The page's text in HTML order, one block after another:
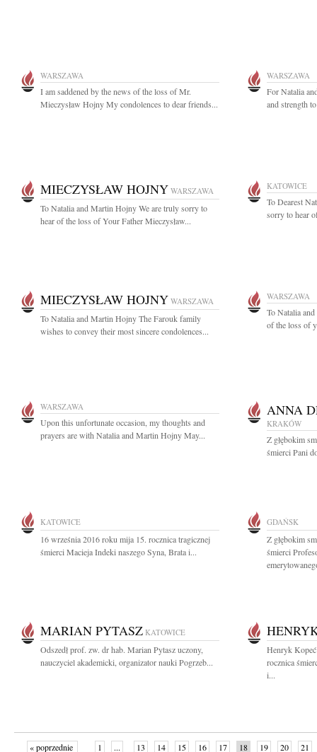
WARSZAWA
I am saddened by the news of the loss of Mr.
Mieczysław Hojny My condolences to dear friends...
WARSZAWA
For Natalia
and strength
MIECZYSŁAW HOJNY WARSZAWA
To Natalia and Martin Hojny We are truly sorry to
hear of the loss of Your Father Mieczysław...
KATOWICE
To Dearest
sorry to hear
MIECZYSŁAW HOJNY WARSZAWA
To Natalia and Martin Hojny The Farouk family
wishes to convey their most sincere condolences...
WARSZAWA
To Natalia
of the loss of
WARSZAWA
Upon this unfortunate occasion, my thoughts and
prayers are with Natalia and Martin Hojny May...
ANNA
KRAKÓW
Z głębokim
śmierci Pani
KATOWICE
16 września 2016 roku mija 15. rocznica tragicznej
śmierci Macieja Indeki naszego Syna, Brata i...
GDAŃSK
Z głębokim
śmierci
MARIAN PYTASZ KATOWICE
Odszedł prof. zw. dr hab. Marian Pytasz uczony,
nauczyciel akademicki, organizator nauki Pogrzeb...
Henryk
rocznica
i...
« poprzednie 1 ... 13 14 15 16 17 18 19 20 21